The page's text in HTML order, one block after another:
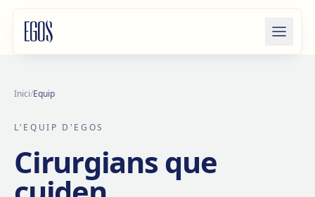
Inici/Equip
L'EQUIP D'EGOS
Cirurgians que